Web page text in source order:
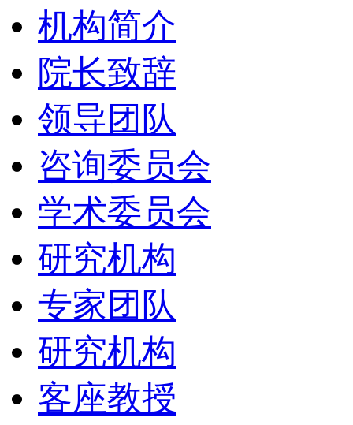
机构简介
院长致辞
领导团队
咨询委员会
学术委员会
研究机构
专家团队
研究机构
客座教授